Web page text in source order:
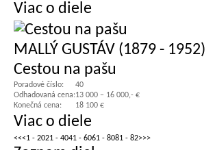
Viac o diele
MALLÝ GUSTÁV (1879 - 1952)
Cestou na pašu
Poradové číslo:
40
Odhadovaná cena:13 000 – 16 000,- €
Konečná cena:
18 100 €
Viac o diele
<<<1 - 2021 - 4041 - 6061 - 8081 - 82>>>